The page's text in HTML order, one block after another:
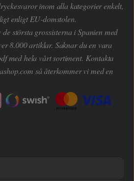
inom alla kategorier enkelt,
enligt EU-domstolen.
största grossisterna i Spanien med
8.000 artiklar. Saknar du en vara
med hela vårt sortiment. Kontakta
så återkommer vi med en